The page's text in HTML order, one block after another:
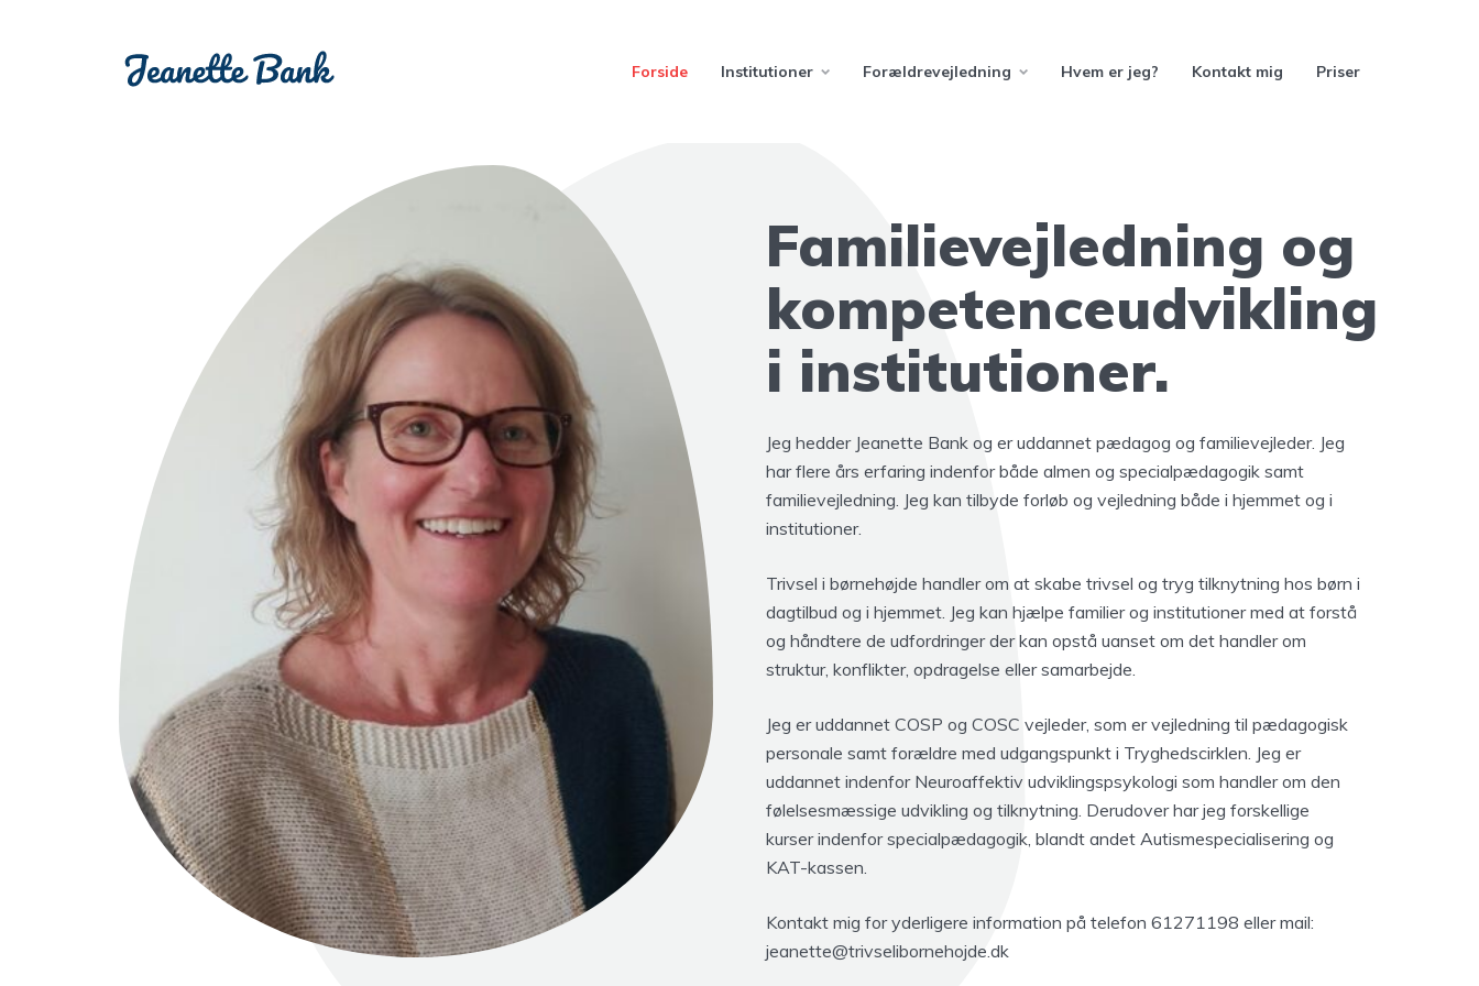
Forside Institutioner Forældrevejledning Hvem er jeg? Kontakt mig Priser
Familievejledning og
kompetenceudvikling
i institutioner.
Jeg hedder Jeanette Bank og er uddannet pædagog og familievejleder. Jeg
har flere års erfaring indenfor både almen og specialpædagogik samt
familievejledning. Jeg kan tilbyde forløb og vejledning både i hjemmet og i
institutioner.
Trivsel i børnehøjde handler om at skabe trivsel og tryg tilknytning hos børn i
dagtilbud og i hjemmet. Jeg kan hjælpe familier og institutioner med at forstå
og håndtere de udfordringer der kan opstå uanset om det handler om
struktur, konflikter, opdragelse eller samarbejde.
Jeg er uddannet COSP og COSC vejleder, som er vejledning til pædagogisk
personale samt forældre med udgangspunkt i Tryghedscirklen. Jeg er
uddannet indenfor Neuroaffektiv udviklingspsykologi som handler om den
følelsesmæssige udvikling og tilknytning. Derudover har jeg forskellige
kurser indenfor specialpædagogik, blandt andet Autismespecialisering og
KAT-kassen.
Kontakt mig for yderligere information på telefon 61271198 eller mail:
jeanette@trivselibornehojde.dk